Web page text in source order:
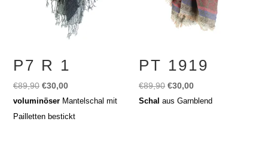
P7 R 1
€89,90 Ursprünglicher
Preis
war:
€30,00Aktueller
Preis
ist:
voluminöser Mantelschal mit
Pailletten bestickt
PT 1919
€89,90 Ursprünglicher
Preis
€30,00Aktueller
Preis
Schalaus Garnblend